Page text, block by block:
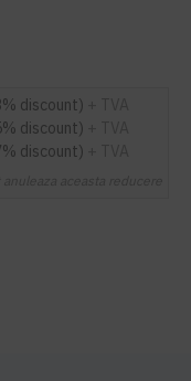
discount)
discount)
discount)